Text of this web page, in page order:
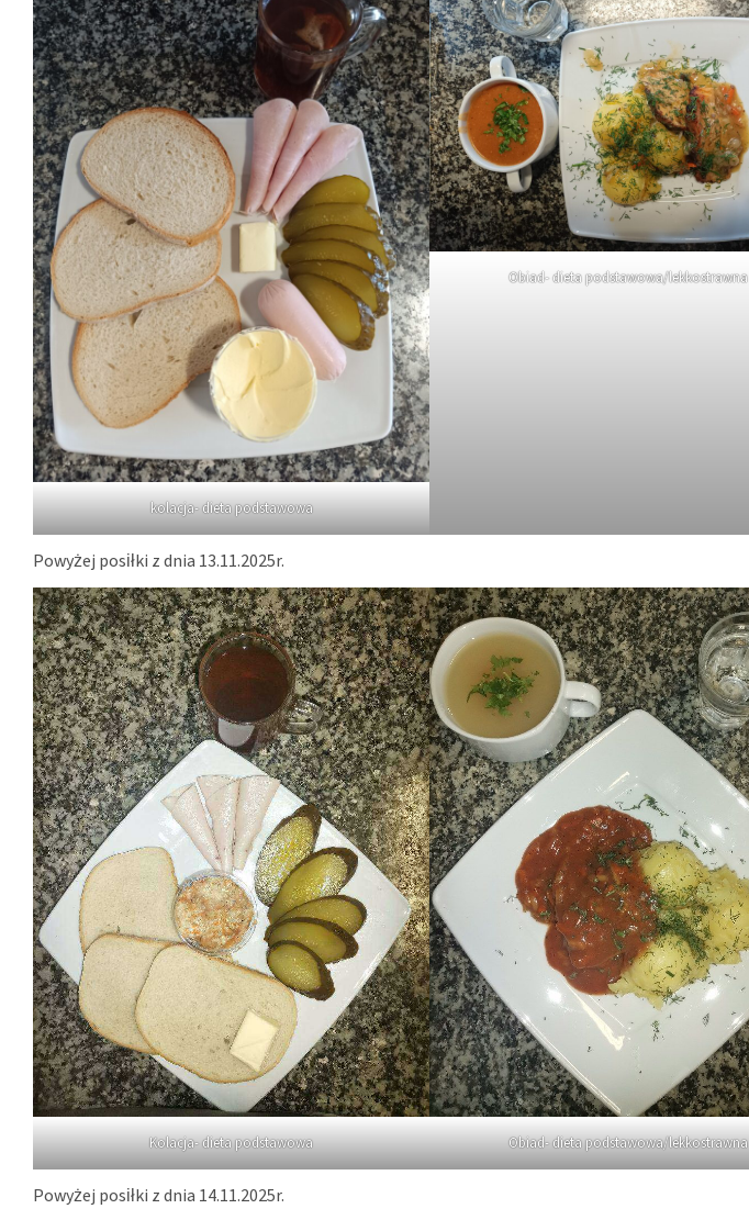
kolacja- dieta podstawowa
Obiad- dieta podstawowa/lekkostrawna
Powyżej posiłki z dnia 13.11.2025r.
Kolacja- dieta podstawowa Obiad- dieta podstawowa/lekkostrawna
Powyżej posiłki z dnia 14.11.2025r.